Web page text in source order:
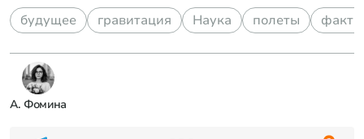
будущее гравитация Наука полеты факты
А. Фомина